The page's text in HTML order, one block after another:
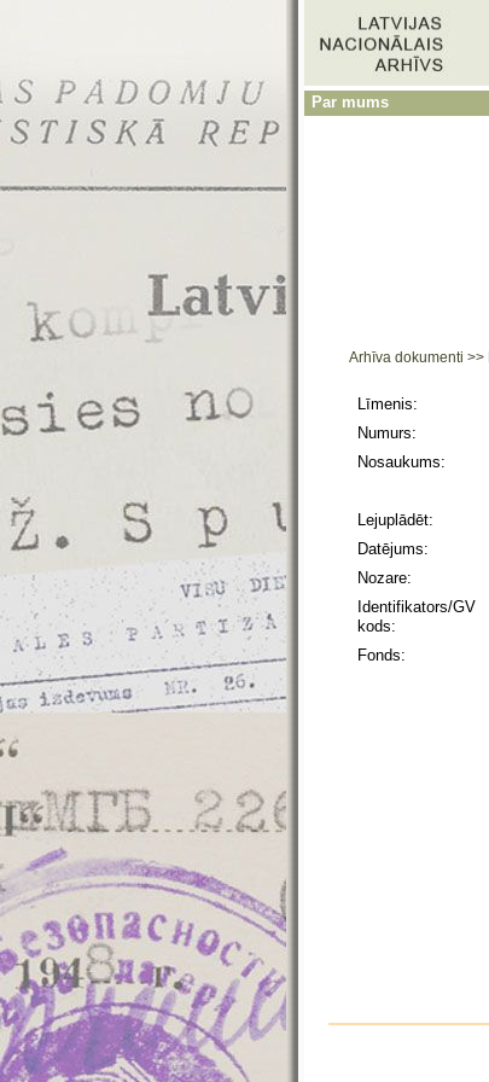
Par mums
Arhīva dokumenti >>
Līmenis:
Numurs:
Nosaukums:
Lejuplādēt:
Datējums:
Nozare:
Identifikators/GV
kods:
Fonds: